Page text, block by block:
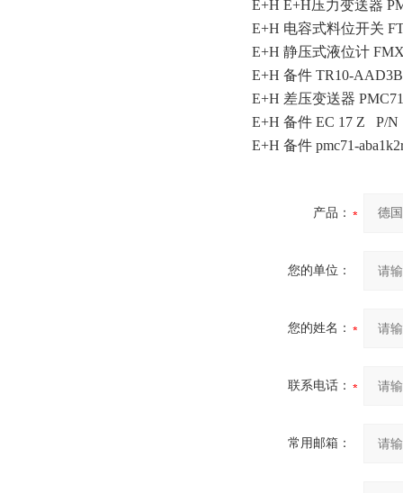
E+H E+H压力变送器
E+H 电容式料位开关
E+H 静压式液位计
E+H 备件 TR10-
E+H 差压变送器
E+H 备件 EC 17 Z P/N
E+H 备件 pmc71-
产品：
您的单位：
您的姓名：
联系电话：
常用邮箱：